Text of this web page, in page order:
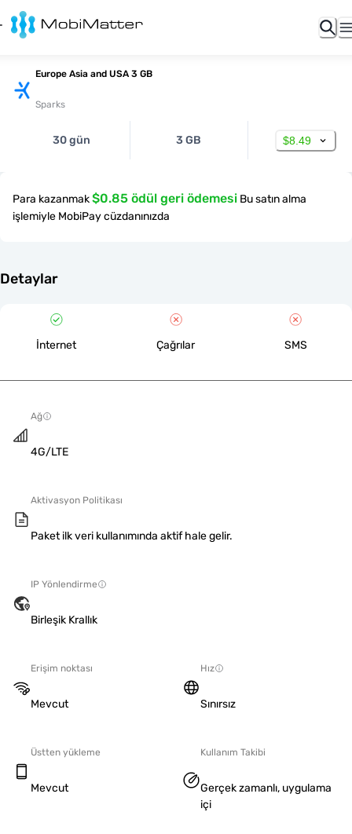
Europe Asia and USA 3 GB
Sparks
30 gün 3 GB $8.49
Para kazanmak$0.85 ödül geri ödemesi Bu satın alma
işlemiyle MobiPay cüzdanınızda
Detaylar
İnternet Çağrılar SMS
Ağ
4G/LTE
Aktivasyon Politikası
Paket ilk veri kullanımında aktif hale gelir.
IP Yönlendirme
Birleşik Krallık
Erişim noktası
Mevcut
Hız
Sınırsız
Üstten yükleme
Mevcut
Kullanım Takibi
Gerçek zamanlı, uygulama
içi